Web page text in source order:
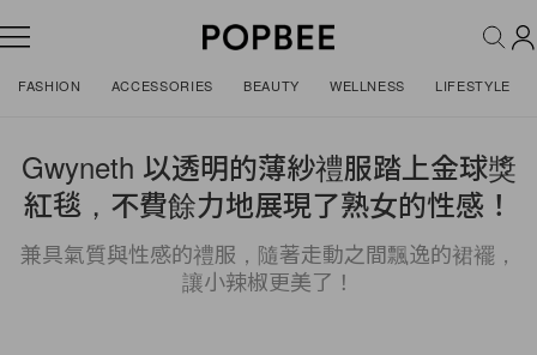
FASHION ACCESSORIES BEAUTY WELLNESS LIFESTYLE
Gwyneth 以透明的薄紗禮服踏上金球獎
紅毯，不費餘力地展現了熟女的性感！
兼具氣質與性感的禮服，隨著走動之間飄逸的裙襬，
讓小辣椒更美了！